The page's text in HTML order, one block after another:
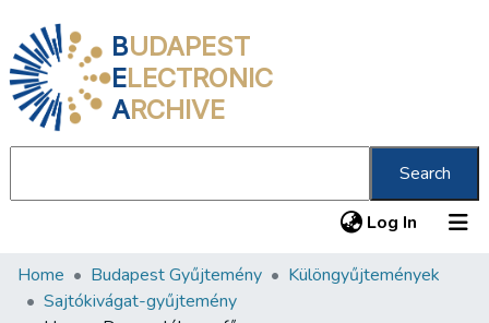
BUDAPEST
ELECTRONIC
ARCHIVE
Search
Log In (current)
Communities & Collections
Home Budapest Gyűjtemény
Különgyűjtemények
Sajtókivágat-gyűjtemény